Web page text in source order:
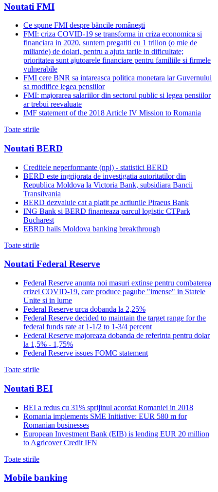
Noutati FMI
Ce spune FMI despre băncile românești
FMI: criza COVID-19 se transforma in criza economica si
financiara in 2020, suntem pregatiti cu 1 trilion (o mie de
miliarde) de dolari, pentru a ajuta tarile in dificultate;
prioritatea sunt ajutoarele financiare pentru familiile si firmele
vulnerabile
FMI cere BNR sa intareasca politica monetara iar Guvernului
sa modifice legea pensiilor
FMI: majorarea salariilor din sectorul public si legea pensiilor
ar trebui reevaluate
IMF statement of the 2018 Article IV Mission to Romania
Toate stirile
Noutati BERD
Creditele neperformante (npl) - statistici BERD
BERD este ingrijorata de investigatia autoritatilor din
Republica Moldova la Victoria Bank, subsidiara Bancii
Transilvania
BERD dezvaluie cat a platit pe actiunile Piraeus Bank
ING Bank si BERD finanteaza parcul logistic CTPark
Bucharest
EBRD hails Moldova banking breakthrough
Toate stirile
Noutati Federal Reserve
Federal Reserve anunta noi masuri extinse pentru combaterea
crizei COVID-19, care produce pagube "imense" in Statele
Unite si in lume
Federal Reserve urca dobanda la 2,25%
Federal Reserve decided to maintain the target range for the
federal funds rate at 1-1/2 to 1-3/4 percent
Federal Reserve majoreaza dobanda de referinta pentru dolar
la 1,5% - 1,75%
Federal Reserve issues FOMC statement
Toate stirile
Noutati BEI
BEI a redus cu 31% sprijinul acordat Romaniei in 2018
Romania implements SME Initiative: EUR 580 m for
Romanian businesses
European Investment Bank (EIB) is lending EUR 20 million
to Agricover Credit IFN
Toate stirile
Mobile banking